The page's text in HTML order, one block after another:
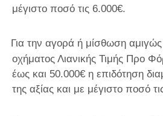
μέγιστο ποσό τις 6.000€.
Για την αγορά ή μίσθωση αμιγώς
οχήματος Λιανικής Τιμής Προ
έως και 50.000€ η επιδότηση
της αξίας και με μέγιστο ποσό